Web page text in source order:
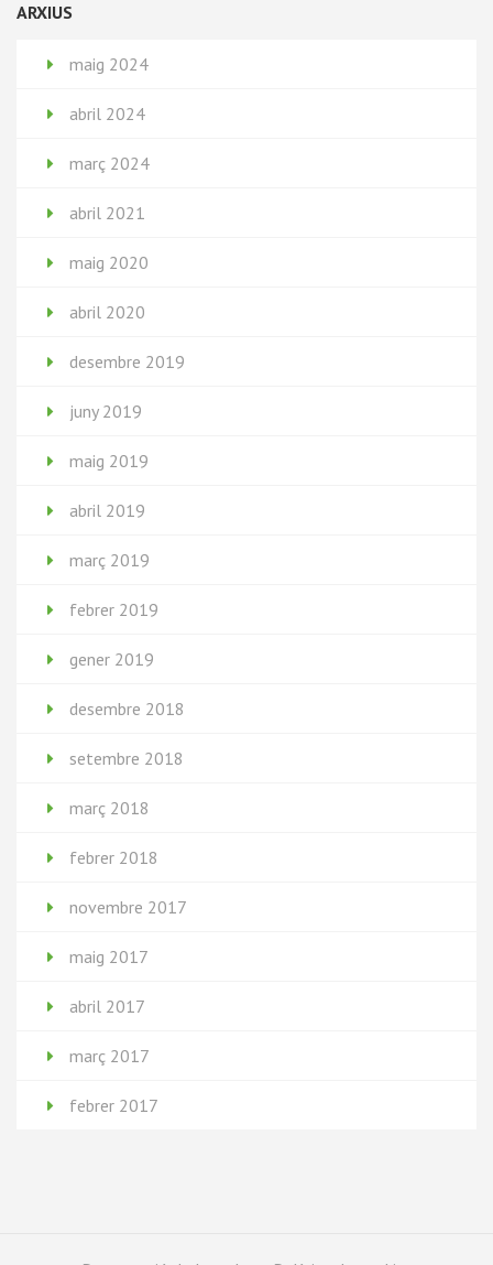
ARXIUS
maig 2024
abril 2024
març 2024
abril 2021
maig 2020
abril 2020
desembre 2019
juny 2019
maig 2019
abril 2019
març 2019
febrer 2019
gener 2019
desembre 2018
setembre 2018
març 2018
febrer 2018
novembre 2017
maig 2017
abril 2017
març 2017
febrer 2017